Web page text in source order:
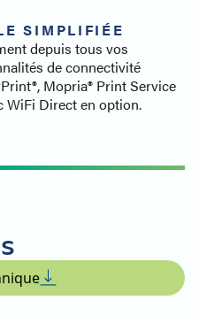
SIMPLIFIÉE
depuis tous vos
de connectivité
Mopria® Print Service
WiFi Direct en option.